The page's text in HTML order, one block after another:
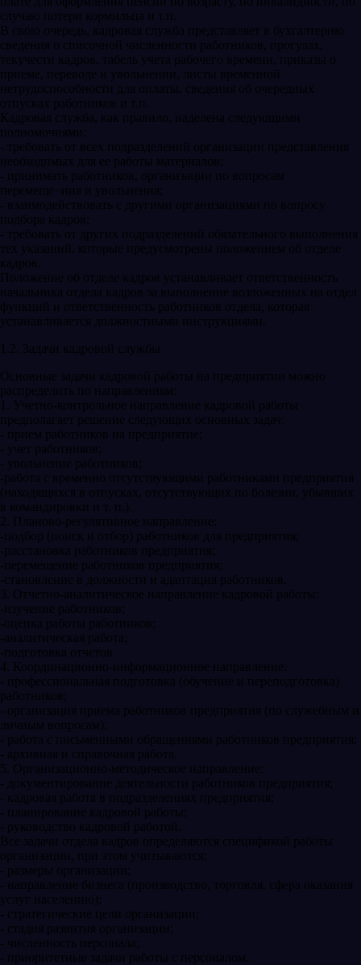
случаю потери кормильца и т.п.
В свою очередь, кадровая служба представляет в бухгалтерию
сведения о списочной численности работников, прогулах,
текучести кадров, табель учета рабочего времени, приказы о
приеме, переводе и увольнении, листы временной
нетрудоспособности для оплаты, сведения об очередных
отпусках работников и т.п.
Кадровая служба, как правило, наделена следующими
полномочиями:
- требовать от всех подразделений организации представления
необходимых для ее работы материалов;
- принимать работников, организации по вопросам
перемеще¬ния и увольнения;
- взаимодействовать с другими организациями по вопросу
подбора кадров;
- требовать от других подразделений обязательного выполнения
тех указаний, которые предусмотрены положением об отделе
кадров.
Положение об отделе кадров устанавливает ответственность
начальника отдела кадров за выполнение возложенных на отдел
функций и ответственность работников отдела, которая
устанавливается должностными инструкциями.
1.2. Задачи кадровой службы
Основные задачи кадровой работы на предприятии можно
распределить по направлениям:
1. Учетно-контрольное направление кадровой работы
предполагает решение следующих основных задач:
- прием работников на предприятие;
- учет работников;
- увольнение работников;
-работа с временно отсутствующими работниками предприятия
(находящихся в отпусках, отсутствующих по болезни, убывших
в командировки и т. п.).
2. Планово-регулятивное направление:
-подбор (поиск и отбор) работников для предприятия;
-расстановка работников предприятия;
-перемещение работников предприятия;
-становление в должности и адаптация работников.
3. Отчетно-аналитическое направление кадровой работы:
-изучение работников;
-оценка работы работников;
-аналитическая работа;
-подготовка отчетов.
4. Координационно-информационное направление:
- профессиональная подготовка (обучение и переподготовка)
работников;
- организация приема работников предприятия (по служебным и
личным вопросам);
- работа с письменными обращениями работников предприятия;
- архивная и справочная работа.
5. Организационно-методическое направление:
- документирование деятельности работников предприятия;
- кадровая работа в подразделениях предприятия;
- планирование кадровой работы;
- руководство кадровой работой.
Все задачи отдела кадров определяются спецификой работы
организации, при этом учитываются:
- размеры организации;
- направление бизнеса (производство, торговля, сфера оказания
услуг населению);
- стратегические цели организации;
- стадия развития организации;
- численность персонала;
- приоритетные задачи работы с персоналом.